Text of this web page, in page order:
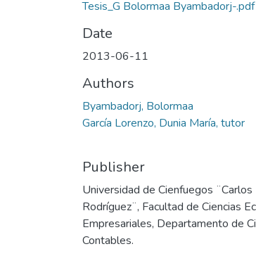
Tesis_G Bolormaa Byambadorj-.pdf
Date
2013-06-11
Authors
Byambadorj, Bolormaa
García Lorenzo, Dunia María, tutor
Publisher
Universidad de Cienfuegos ¨Carlos
Rodríguez¨, Facultad de Ciencias
Empresariales, Departamento de
Contables.